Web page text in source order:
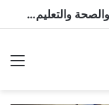
مصر وتشاد تعززان الشراكة الصحية.. دواء وتدريب وخبرات طبية